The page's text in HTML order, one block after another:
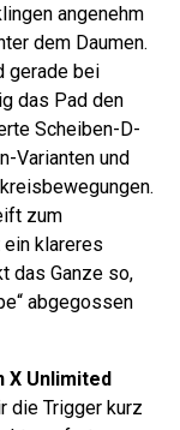
angenehm
dem Daumen.
gerade bei
das Pad den
Scheiben-D-
Varianten und
zum
klareres
das Ganze so,
abgegossen
X Unlimited
die Trigger kurz